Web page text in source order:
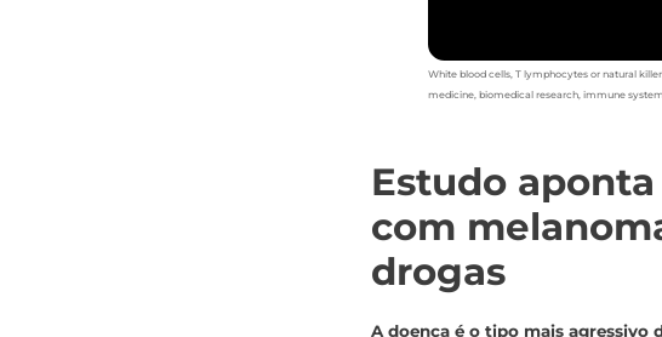
White blood cells, T lymphocytes or natural
medicine, biomedical research, immune
Estudo
com
drogas
A doença é o tipo mais agressivo